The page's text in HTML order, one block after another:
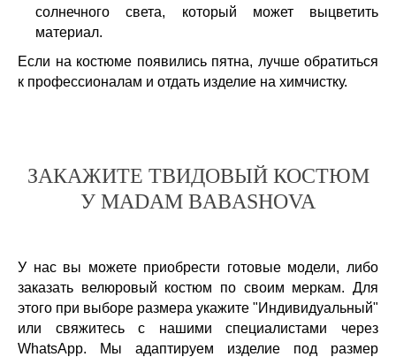
солнечного света, который может выцветить
материал.
Если на костюме появились пятна, лучше обратиться
к профессионалам и отдать изделие на химчистку.
ЗАКАЖИТЕ ТВИДОВЫЙ КОСТЮМ
У MADAM BABASHOVA
У нас вы можете приобрести готовые модели, либо
заказать велюровый костюм по своим меркам. Для
этого при выборе размера укажите "Индивидуальный"
или свяжитесь с нашими специалистами через
WhatsApp. Мы адаптируем изделие под размер